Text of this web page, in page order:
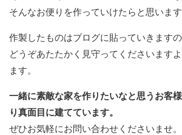
そんなお便りを作っていけたらと思います
作製したものはブログに貼っていきますの
どうぞあたたかく見守ってくださいます
ます。
一緒に素敵な家を作りたいなと思うお客
り真面目に建てています。
ぜひお気軽にお問い合わせくださいませ。